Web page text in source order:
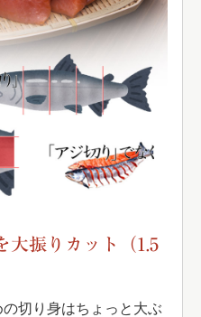
大振りカット（1.5
切り身はちょっと大ぶ